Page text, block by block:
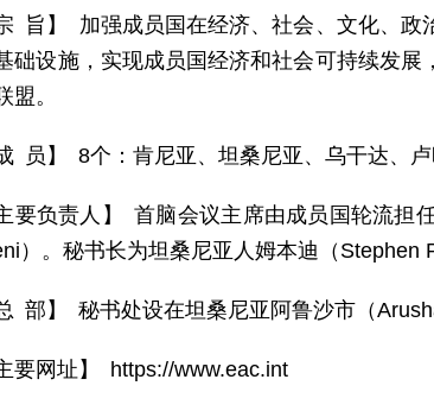
宗 旨】 加强成员国在经济、社会、文化、
础设施，实现成员国经济和社会可持续发
盟。
成 员】 8个：肯尼亚、坦桑尼亚、乌干达、
主要负责人】 首脑会议主席由成员国轮流
）。秘书长为坦桑尼亚人姆本迪（Stephen
总 部】 秘书处设在坦桑尼亚阿鲁沙市（
主要网址】 https://www.eac.int